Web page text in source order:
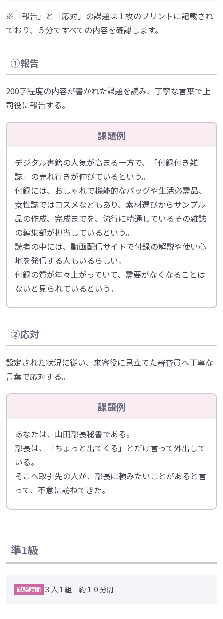
※「報告」と「応対」の課題は１枚のプリントに記載され
ており、５分ですべての内容を確認します。
①報告
200字程度の内容が書かれた課題を読み、丁寧な言葉で上
司役に報告する。
課題例
デジタル書籍の人気が高まる一方で、「付録付き雑
誌」の売れ行きが伸びているという。
付録には、おしゃれで機能的なバッグや生活必需品、
女性誌ではコスメなどもあり、素材選びからサンプル
品の作成、完成までを、流行に精通しているその雑誌
の編集部が担当しているという。
読者の中には、動画配信サイトで付録の解説や使い心
地を発信する人もいるらしい。
付録の質が年々上がっていて、需要がなくなることは
ないと見られているという。
②応対
設定された状況に従い、来客役に見立てた審査員へ丁寧な
言葉で応対する。
課題例
あなたは、山田部長秘書である。
部長は、「ちょっと出てくる」とだけ言って外出して
いる。
そこへ取引先の人が、部長に頼みたいことがあると言
って、不意に訪ねてきた。
準1級
試験時間 ３人１組 約１０分間